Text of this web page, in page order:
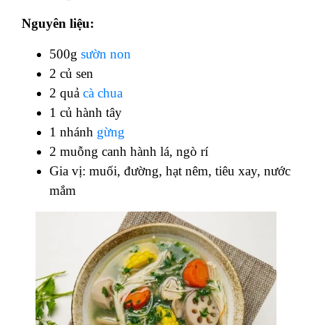
Nguyên liệu:
500g sườn non
2 củ sen
2 quả cà chua
1 củ hành tây
1 nhánh gừng
2 muỗng canh hành lá, ngò rí
Gia vị: muối, đường, hạt nêm, tiêu xay, nước
mắm